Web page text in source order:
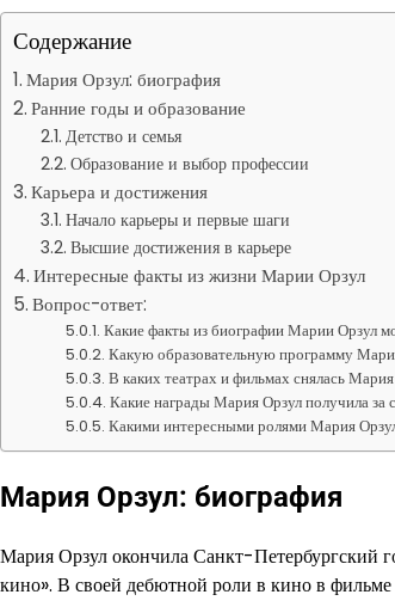
Содержание
Мария Орзул: биография
Ранние годы и образование
Детство и семья
Образование и выбор профессии
Карьера и достижения
Начало карьеры и первые шаги
Высшие достижения в карьере
Интересные факты из жизни Марии Орзул
Вопрос-ответ:
Какие факты из биографии Марии Орзул
Какую образовательную программу
В каких театрах и фильмах снялась
Какие награды Мария Орзул получила за
Какими интересными ролями Мария
Мария Орзул: биография
Мария Орзул окончила Санкт-Петербургский
кино». В своей дебютной роли в кино в